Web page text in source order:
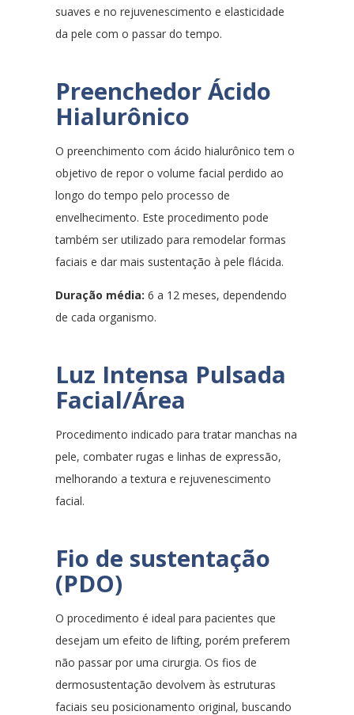
suaves e no rejuvenescimento e elasticidade
da pele com o passar do tempo.
Preenchedor Ácido
Hialurônico
O preenchimento com ácido hialurônico tem o
objetivo de repor o volume facial perdido ao
longo do tempo pelo processo de
envelhecimento. Este procedimento pode
também ser utilizado para remodelar formas
faciais e dar mais sustentação à pele flácida.
Duração média: 6 a 12 meses, dependendo
de cada organismo.
Luz Intensa Pulsada
Facial/Área
Procedimento indicado para tratar manchas na
pele, combater rugas e linhas de expressão,
melhorando a textura e rejuvenescimento
facial.
Fio de sustentação
(PDO)
O procedimento é ideal para pacientes que
desejam um efeito de lifting, porém preferem
não passar por uma cirurgia. Os fios de
dermosustentação devolvem às estruturas
faciais seu posicionamento original, buscando